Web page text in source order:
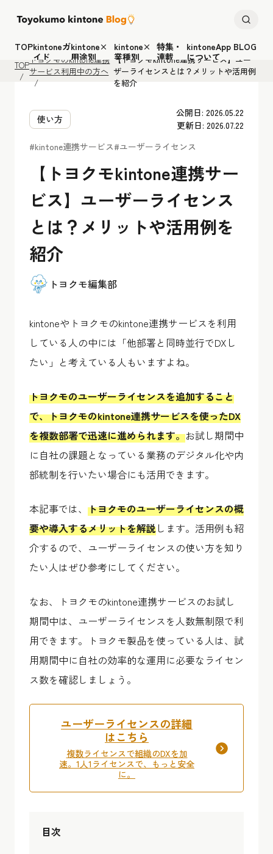
TOPkintoneガ
イド
kintone×
用途別
kintone×
業種別
特集・
連載
kintoneApp BLOG
について
TOP トヨクモのkintone連携
サービス利用中の方へ
【トヨクモkintone連携サービス】ユー
ザーライセンスとは？メリットや活用例
を紹介
使い方
公開日: 2026.05.22
更新日: 2026.07.22
#kintone連携サービス#ユーザーライセンス
【トヨクモkintone連携サー
ビス】ユーザーライセンス
とは？メリットや活用例を
紹介
トヨクモ編集部
kintoneやトヨクモのkintone連携サービスを利用
している人の中には「他部署と同時並行でDXし
たい」と考えている人もいますよね。
トヨクモのユーザーライセンスを追加すること
で、トヨクモのkintone連携サービスを使ったDX
を複数部署で迅速に進められます。お試し期間中
に自社の課題となっている業務のデジタル化や内
部統制を行いたい場合にも活用できます。
本記事では、 トヨクモのユーザーライセンスの概
要や導入するメリットを解説します。活用例も紹
介するので、ユーザーライセンスの使い方を知り
たい人はぜひ参考にしてください。
なお、トヨクモのkintone連携サービスのお試し
期間中は、ユーザーライセンスを人数無制限で利
用できます。トヨクモ製品を使っている人は、試
用期間中に自社の効率的な運用に必要なライセン
ス数を確認しましょう。
ユーザーライセンスの詳細
はこちら
複数ライセンスで組織のDXを加
速。1人1ライセンスで、もっと安全
に。
目次